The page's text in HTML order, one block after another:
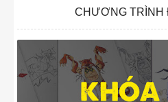
CHƯƠNG